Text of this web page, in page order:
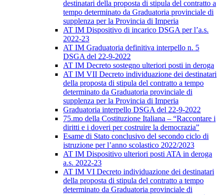
destinatari della proposta di stipula del contratto a
tempo determinato da Graduatoria provinciale di
supplenza per la Provincia di Imperia
AT IM Dispositivo di incarico DSGA per l’a.s.
2022-23
AT IM Graduatoria definitiva interpello n. 5
DSGA del 22-9-2022
AT IM Decreto sostegno ulteriori posti in deroga
AT IM VII Decreto individuazione dei destinatari
della proposta di stipula del contratto a tempo
determinato da Graduatoria provinciale di
supplenza per la Provincia di Imperia
Graduatoria interpello DSGA del 22-9-2022
75.mo della Costituzione Italiana – “Raccontare i
diritti e i doveri per costruire la democrazia”
Esame di Stato conclusivo del secondo ciclo di
istruzione per l’anno scolastico 2022/2023
AT IM Dispositivo ulteriori posti ATA in deroga
a.s. 2022-23
AT IM VI Decreto individuazione dei destinatari
della proposta di stipula del contratto a tempo
determinato da Graduatoria provinciale di